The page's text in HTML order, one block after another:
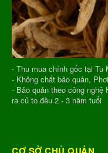
- Thu mua chính gốc tại Tu
- Không chất bảo quản,
- Bảo quản theo công
ra củ to đều 2 - 3 năm tuổi